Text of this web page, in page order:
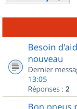
Besoin
nouveau
Dernier
13:05
Réponses : 2
Bon pneus